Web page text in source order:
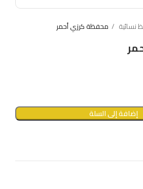
نسائية محفظة كرزي أحمر
إضافة إلى السلة